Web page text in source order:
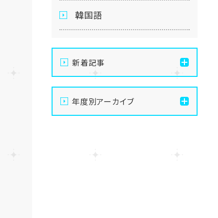
韓国語
新着記事
【仙台】自分のペースで苦
手克服！AI大学進学専攻の
魅力を徹底解説します✨🤖
年度別アーカイブ